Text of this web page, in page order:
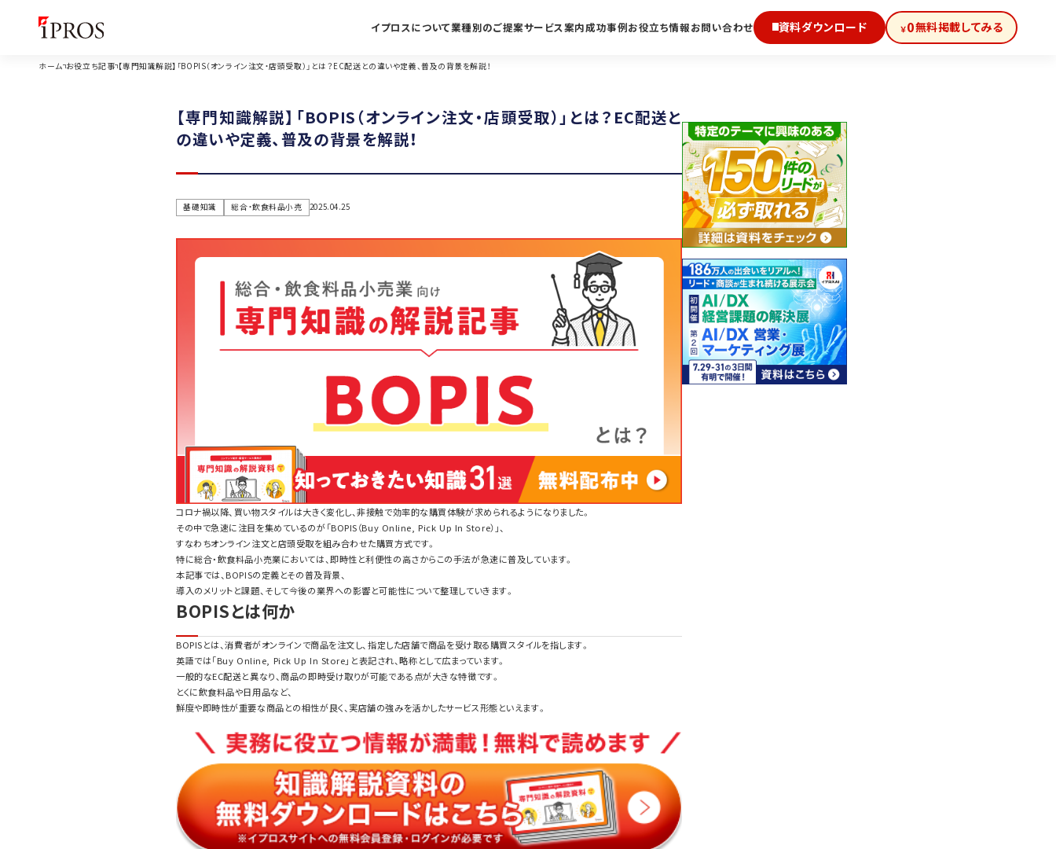
イプロスについて業種別のご提案サービス案内成功事例お役立ち情報お問い合わせ 資料ダウンロード ￥0無料掲載してみる
ホーム お役立ち記事 【専門知識解説】「BOPIS（オンライン注文・店頭受取）」とは？EC配送との違いや定義、普及の背景を解説！
【専門知識解説】「BOPIS（オンライン注文・店頭受取）」とは？EC配送と
の違いや定義、普及の背景を解説！
基礎知識 総合・飲食料品小売 2025.04.25
コロナ禍以降、買い物スタイルは大きく変化し、非接触で効率的な購買体験が求められるようになりました。
その中で急速に注目を集めているのが「BOPIS（Buy Online, Pick Up In Store）」、
すなわちオンライン注文と店頭受取を組み合わせた購買方式です。
特に総合・飲食料品小売業においては、即時性と利便性の高さからこの手法が急速に普及しています。
本記事では、BOPISの定義とその普及背景、
導入のメリットと課題、そして今後の業界への影響と可能性について整理していきます。
BOPISとは何か
BOPISとは、消費者がオンラインで商品を注文し、指定した店舗で商品を受け取る購買スタイルを指します。
英語では「Buy Online, Pick Up In Store」と表記され、略称として広まっています。
一般的なEC配送と異なり、商品の即時受け取りが可能である点が大きな特徴です。
とくに飲食料品や日用品など、
鮮度や即時性が重要な商品との相性が良く、実店舗の強みを活かしたサービス形態といえます。